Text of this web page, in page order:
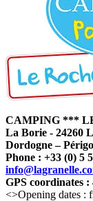
CAMPING ***
La Borie - 24260
Dordogne –
Phone : +33 (0) 5
GPS coordinates :
<>Opening dates :